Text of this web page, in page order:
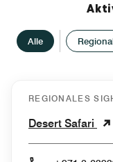
Alle
REGIONALES
Desert Safari